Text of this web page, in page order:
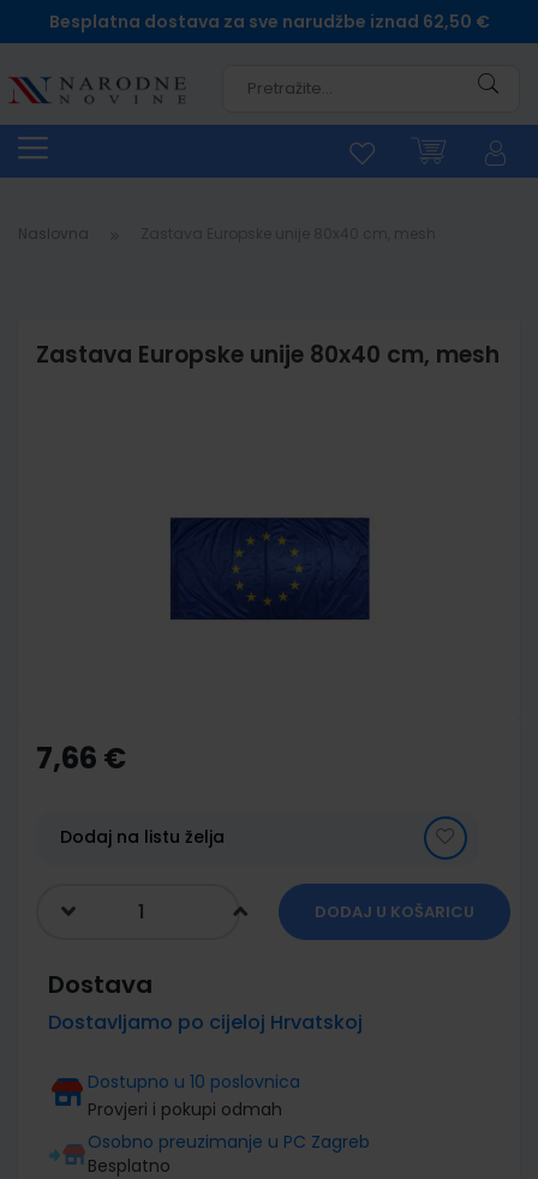
Besplatna dostava za sve narudžbe iznad 62,50 €
Naslovna
Zastava Europske unije 80x40 cm, mesh
the
beginning
gallery
7,66 €
Dodaj na listu želja
DODAJ U KOŠARICU
Dostava
Dostavljamo po cijeloj Hrvatskoj
Dostupno u 10 poslovnica
Provjeri i pokupi odmah
Osobno preuzimanje u PC Zagreb
Besplatno